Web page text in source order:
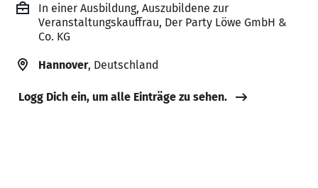
In einer Ausbildung, Auszubildene zur
Veranstaltungskauffrau, Der Party Löwe GmbH &
Co. KG
Hannover, Deutschland
Logg Dich ein, um alle Einträge zu sehen.